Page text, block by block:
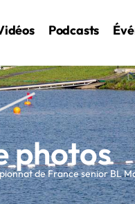
Podcasts
photos
de France senior BL